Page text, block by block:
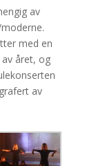
av
med en
året, og
av